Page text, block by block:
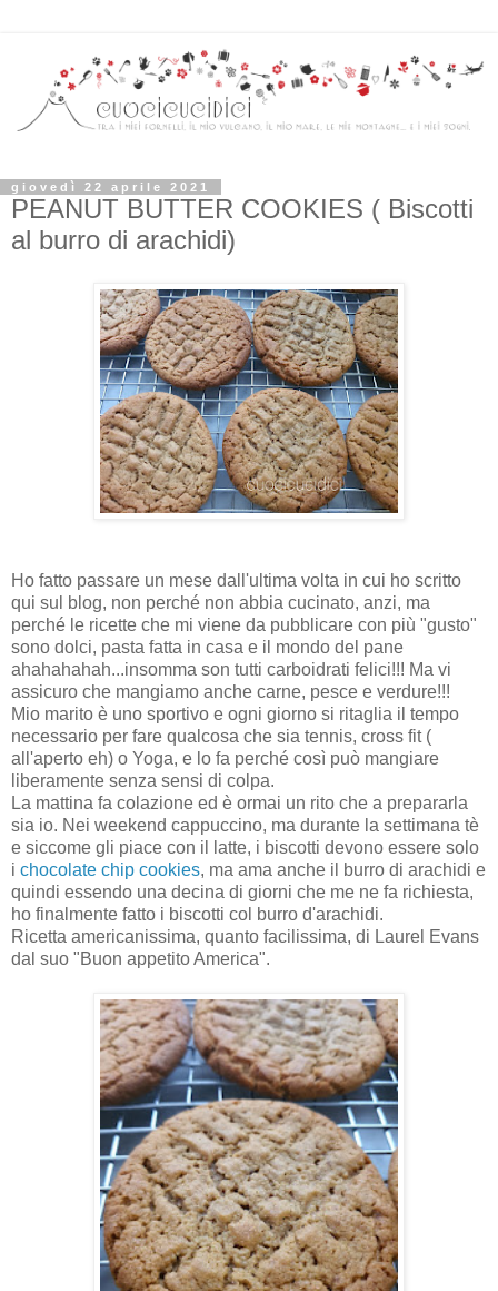
giovedì 22 aprile 2021
PEANUT BUTTER COOKIES ( Biscotti
al burro di arachidi)
Ho fatto passare un mese dall'ultima volta in cui ho scritto
qui sul blog, non perché non abbia cucinato, anzi, ma
perché le ricette che mi viene da pubblicare con più "gusto"
sono dolci, pasta fatta in casa e il mondo del pane
ahahahahah...insomma son tutti carboidrati felici!!! Ma vi
assicuro che mangiamo anche carne, pesce e verdure!!!
Mio marito è uno sportivo e ogni giorno si ritaglia il tempo
necessario per fare qualcosa che sia tennis, cross fit (
all'aperto eh) o Yoga, e lo fa perché così può mangiare
liberamente senza sensi di colpa.
La mattina fa colazione ed è ormai un rito che a prepararla
sia io. Nei weekend cappuccino, ma durante la settimana tè
e siccome gli piace con il latte, i biscotti devono essere solo
i chocolate chip cookies, ma ama anche il burro di arachidi e
quindi essendo una decina di giorni che me ne fa richiesta,
ho finalmente fatto i biscotti col burro d'arachidi.
Ricetta americanissima, quanto facilissima, di Laurel Evans
dal suo "Buon appetito America".